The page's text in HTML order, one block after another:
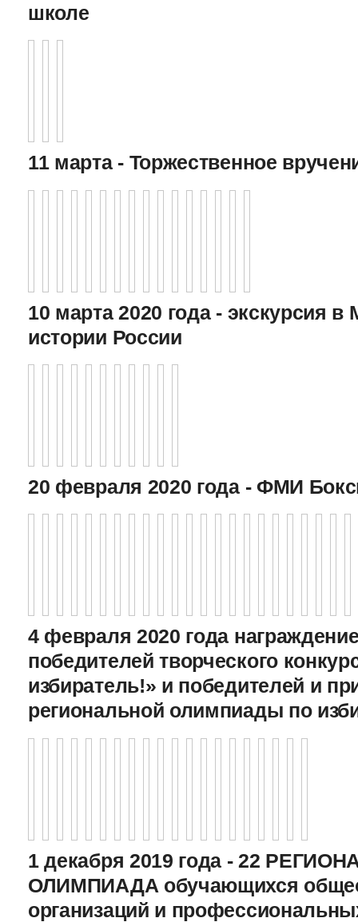
школе
11 марта - Торжественное
10 марта 2020 года - экскурсия в
истории России
20 февраля 2020 года - ФМИ
4 февраля 2020 года
победителей творческого
избиратель!» и победителей и
региональной олимпиады по
1 декабря 2019 года - 22
ОЛИМПИАДА обучающихся
организаций и